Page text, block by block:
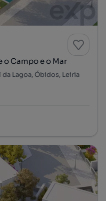
o Campo e o Mar
da Lagoa, Óbidos, Leiria